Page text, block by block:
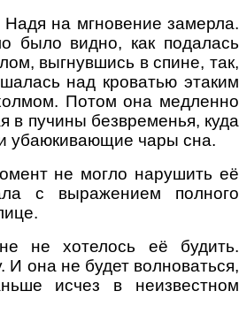
на мгновение замерла.
было видно, как подалась
выгнувшись в спине, так,
над кроватью этаким
Потом она медленно
в пучины безвременья, куда
убаюкивающие чары сна.
не могло нарушить её
с выражением полного
не хотелось её будить.
И она не будет волноваться,
исчез в неизвестном